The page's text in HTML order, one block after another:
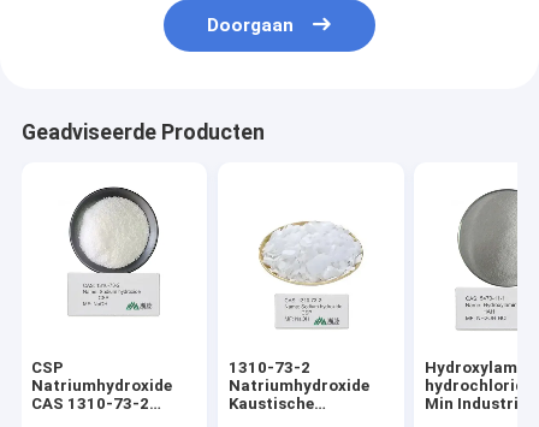
Doorgaan
Geadviseerde Producten
CSP
Natriumhydroxide
CAS 1310-73-2
1310-73-2
Natriumhydroxide
Kaustische
hydrochloride
Min